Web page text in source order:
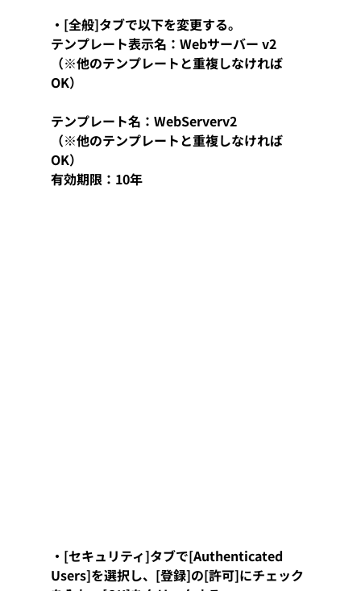
・[全般]タブで以下を変更する。
テンプレート表示名：Webサーバー v2
（※他のテンプレートと重複しなければ
OK）
テンプレート名：WebServerv2
（※他のテンプレートと重複しなければ
OK）
有効期限：10年
・[セキュリティ]タブで[Authenticated
Users]を選択し、[登録]の[許可]にチェック